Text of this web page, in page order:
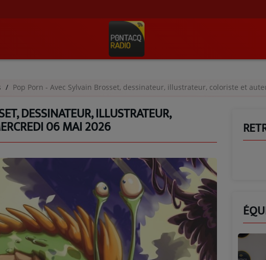
Pop Porn - Avec Sylvain Brosset, dessinateur, illustrateur, coloriste et
DESSINATEUR, ILLUSTRATEUR,
06 MAI 2026